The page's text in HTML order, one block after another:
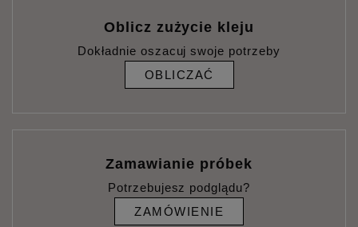
Oblicz zużycie kleju
Dokładnie oszacuj swoje potrzeby
OBLICZAĆ
Zamawianie próbek
Potrzebujesz podglądu?
ZAMÓWIENIE